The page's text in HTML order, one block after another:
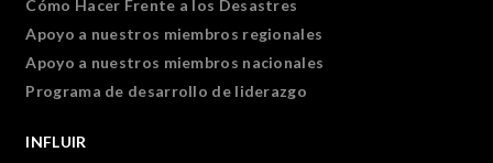
Cómo Hacer Frente a los Desastres
Apoyo a nuestros miembros regionales
Apoyo a nuestros miembros nacionales
Programa de desarrollo de liderazgo
INFLUIR